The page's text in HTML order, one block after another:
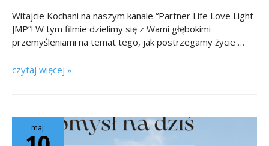
Witajcie Kochani na naszym kanale “Partner Life Love Light
JMP”! W tym filmie dzielimy się z Wami głębokimi
przemyśleniami na temat tego, jak postrzegamy życie …
czytaj więcej »
maj